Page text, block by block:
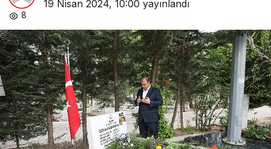
19 Nisan 2024, 10:00 yayınlandı
8